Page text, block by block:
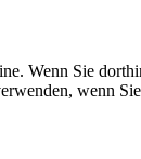
Wenn Sie
wenn